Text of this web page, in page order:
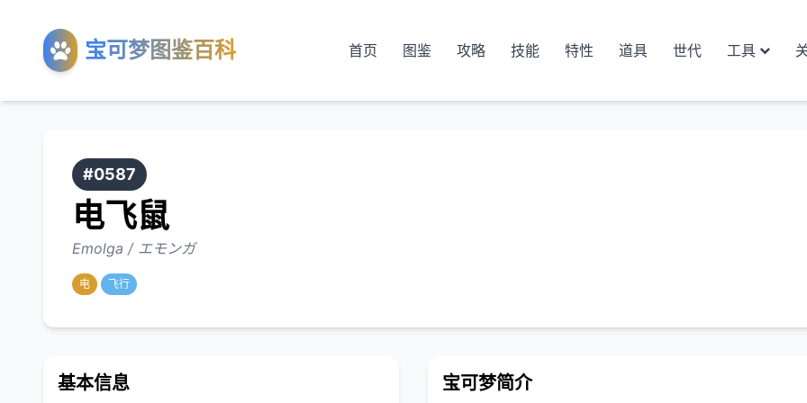
宝可梦图鉴百科 首页 图鉴 攻略 技能 特性 道具 世代 工具
#0587
电飞鼠
Emolga / エモンガ
电 飞行
基本信息 宝可梦简介